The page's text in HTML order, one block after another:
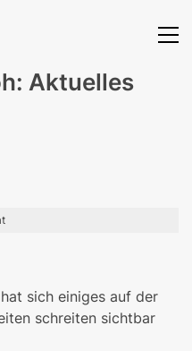
Aktuelles
sich einiges auf der
schreiten sichtbar